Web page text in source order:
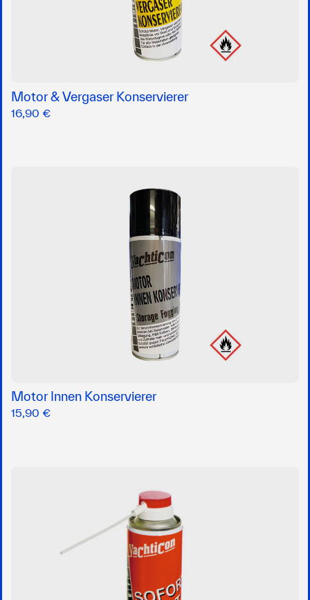
Motor & Vergaser Konservierer
16,90 €
Motor Innen Konservierer
15,90 €